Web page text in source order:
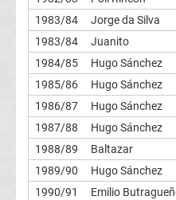
Infos
Telekom
Eishockey
live
im
1983/84
Jorge da Silva
1983/84
Juanito
1984/85
Hugo Sánchez
1985/86
Hugo Sánchez
1986/87
Hugo Sánchez
1987/88
Hugo Sánchez
1988/89
Baltazar
1989/90
Hugo Sánchez
1990/91
Emilio